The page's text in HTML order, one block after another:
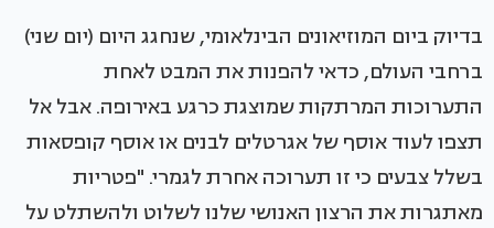
בדיוק ביום המוזיאונים הבינלאומי, שנחגג היום (יום שני)
ברחבי העולם, כדאי להפנות את המבט לאחת
התערוכות המרתקות שמוצגת כרגע באירופה. אבל אל
תצפו לעוד אוסף של אגרטלים לבנים או אוסף קופסאות
בשלל צבעים כי זו תערוכה אחרת לגמרי. "פטריות
מאתגרות את הרצון האנושי שלנו לשלוט ולהשתלט על